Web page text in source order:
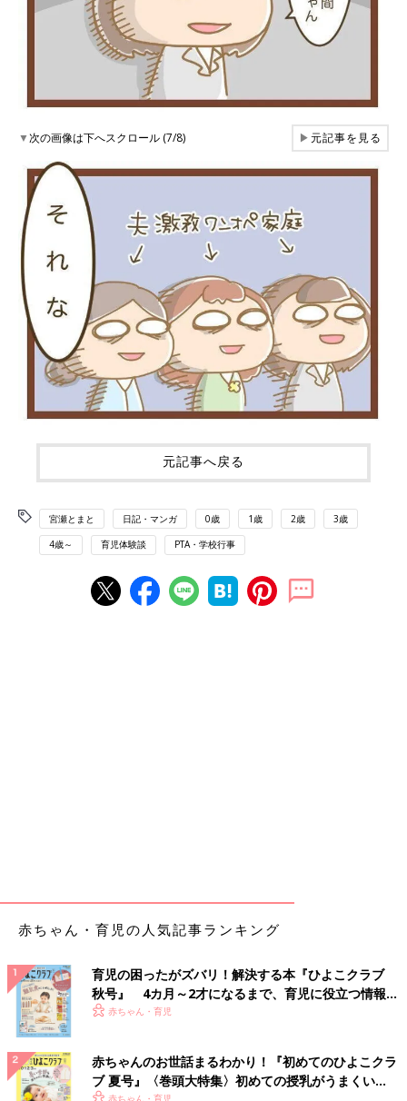
▼次の画像は下へスクロール (7/8) ▶元記事を見る
元記事へ戻る
宮瀬とまと 日記・マンガ 0歳 1歳 2歳 3歳
4歳～ 育児体験談 PTA・学校行事
赤ちゃん・育児の人気記事ランキング
育児の困ったがズバリ！解決する本『ひよこクラブ
秋号』 4カ月～2才になるまで、育児に役立つ情報が
いっぱい！
赤ちゃん・育児
赤ちゃんのお世話まるわかり！『初めてのひよこクラ
ブ 夏号』〈巻頭大特集〉初めての授乳がうまくい
赤ちゃん・育児